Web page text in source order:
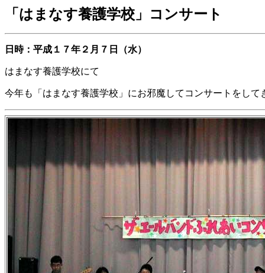
「はまなす養護学校」 コンサート
日時：平成１７年２月７日（水）
はまなす養護学校にて
今年も「はまなす養護学校」にお邪魔してコンサートをして